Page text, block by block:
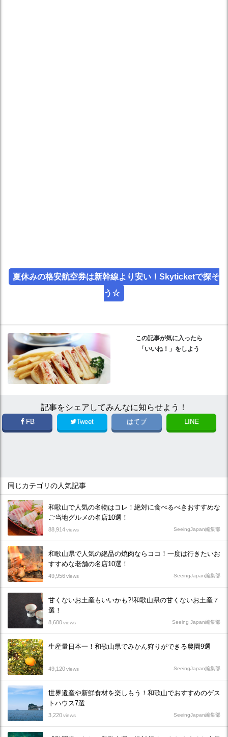
夏休みの格安航空券は新幹線より安い！Skyticketで探そ
う☆
この記事が気に入ったら
「いいね！」をしよう
記事をシェアしてみんなに知らせよう！
FB Tweet はてブ LINE
同じカテゴリの人気記事
和歌山で人気の名物はコレ！絶対に食べるべきおすすめな
ご当地グルメの名店10選！
88,914views SeeingJapan編集部
和歌山県で人気の絶品の焼肉ならココ！一度は行きたいお
すすめな老舗の名店10選！
49,956views SeeingJapan編集部
甘くないお土産もいいかも?!和歌山県の甘くないお土産７
選！
8,600views Seeing Japan編集部
生産量日本一！和歌山県でみかん狩りができる農園9選
49,120views SeeingJapan編集部
世界遺産や新鮮食材を楽しもう！和歌山でおすすめのゲス
トハウス7選
3,220views SeeingJapan編集部